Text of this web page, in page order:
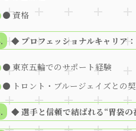
● 資格
◆ プロフェッショナルキャリア
● 東京五輪でのサポート経験
● トロント・ブルージェイズとの
◆ 選手と信頼で結ばれる“胃袋の